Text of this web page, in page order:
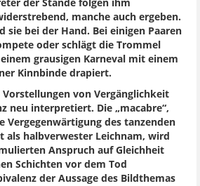
der Stände folgen ihm
manche auch ergeben.
sie bei der Hand. Bei einigen Paaren
oder schlägt die Trommel
grausigen Karneval mit einem
Kinnbinde drapiert.
von Vergänglichkeit
neu interpretiert. Die „macabre“,
Vergegenwärtigung des tanzenden
als halbverwester Leichnam, wird
Anspruch auf Gleichheit
Schichten vor dem Tod
der Aussage des Bildthemas